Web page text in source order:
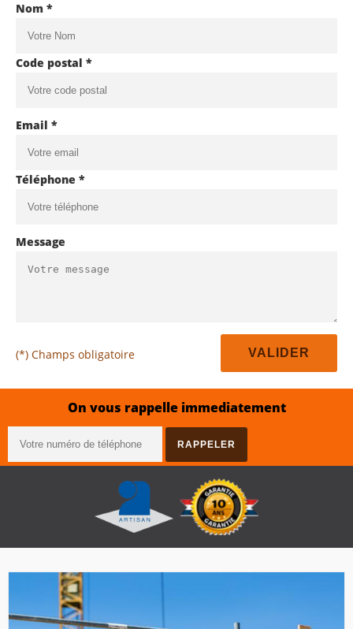
Nom *
Code postal *
Email *
Téléphone *
Message
(*) Champs obligatoire
On vous rappelle immediatement